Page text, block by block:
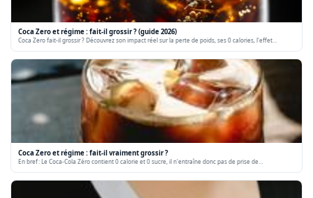
Coca Zero et régime : fait-il grossir ? (guide 2026)
Coca Zero fait-il grossir ? Découvrez son impact réel sur la perte de poids, ses 0 calories, l'effet…
Coca Zero et régime : fait-il vraiment grossir ?
En bref : Le Coca-Cola Zéro contient 0 calorie et 0 sucre, il n'entraîne donc pas de prise de…